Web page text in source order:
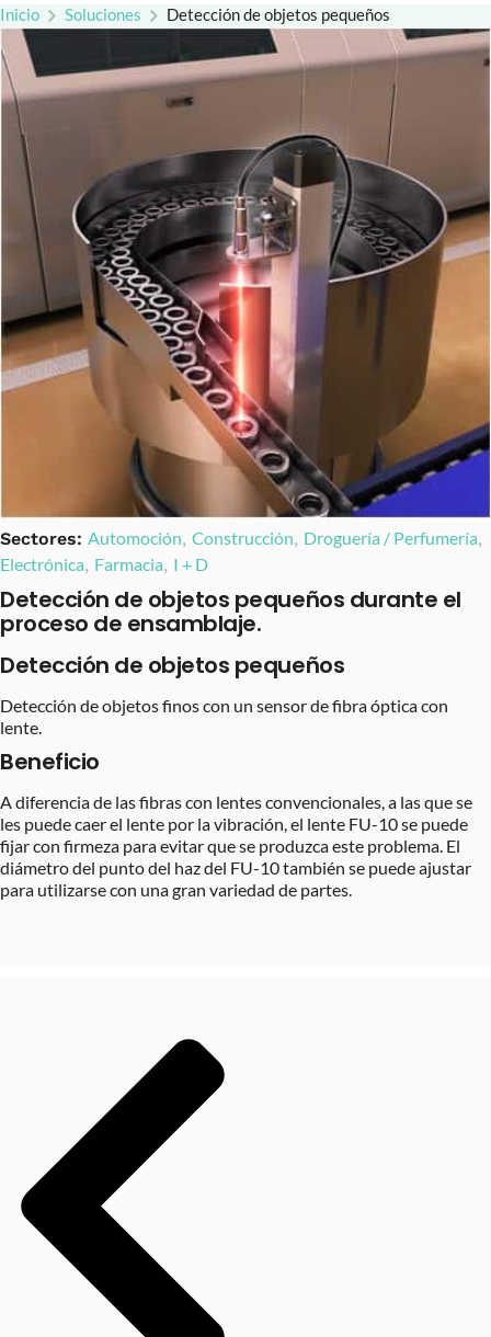
Inicio Soluciones Detección de objetos pequeños
Sectores: Automoción, Construcción, Droguería / Perfumería,
Electrónica, Farmacia, I + D
Detección de objetos pequeños durante el
proceso de ensamblaje.
Detección de objetos pequeños
Detección de objetos finos con un sensor de fibra óptica con
lente.
Beneficio
A diferencia de las fibras con lentes convencionales, a las que se
les puede caer el lente por la vibración, el lente FU-10 se puede
fijar con firmeza para evitar que se produzca este problema. El
diámetro del punto del haz del FU-10 también se puede ajustar
para utilizarse con una gran variedad de partes.